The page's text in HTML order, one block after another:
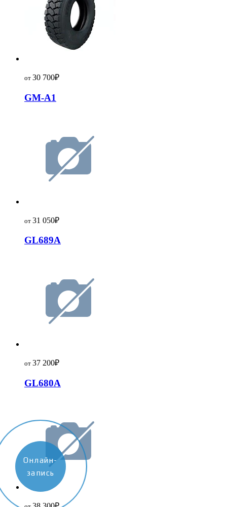
от 30 700₽
GM-A1
от 31 050₽
GL689A
от 37 200₽
GL680A
Онлайн-
запись